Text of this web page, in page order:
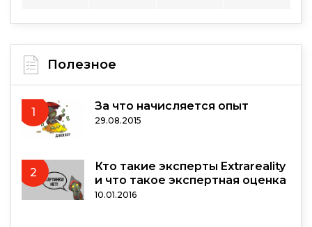
Полезное
1 За что начисляется опыт
29.08.2015
2
Кто такие эксперты Extrareality
и что такое экспертная оценка
10.01.2016